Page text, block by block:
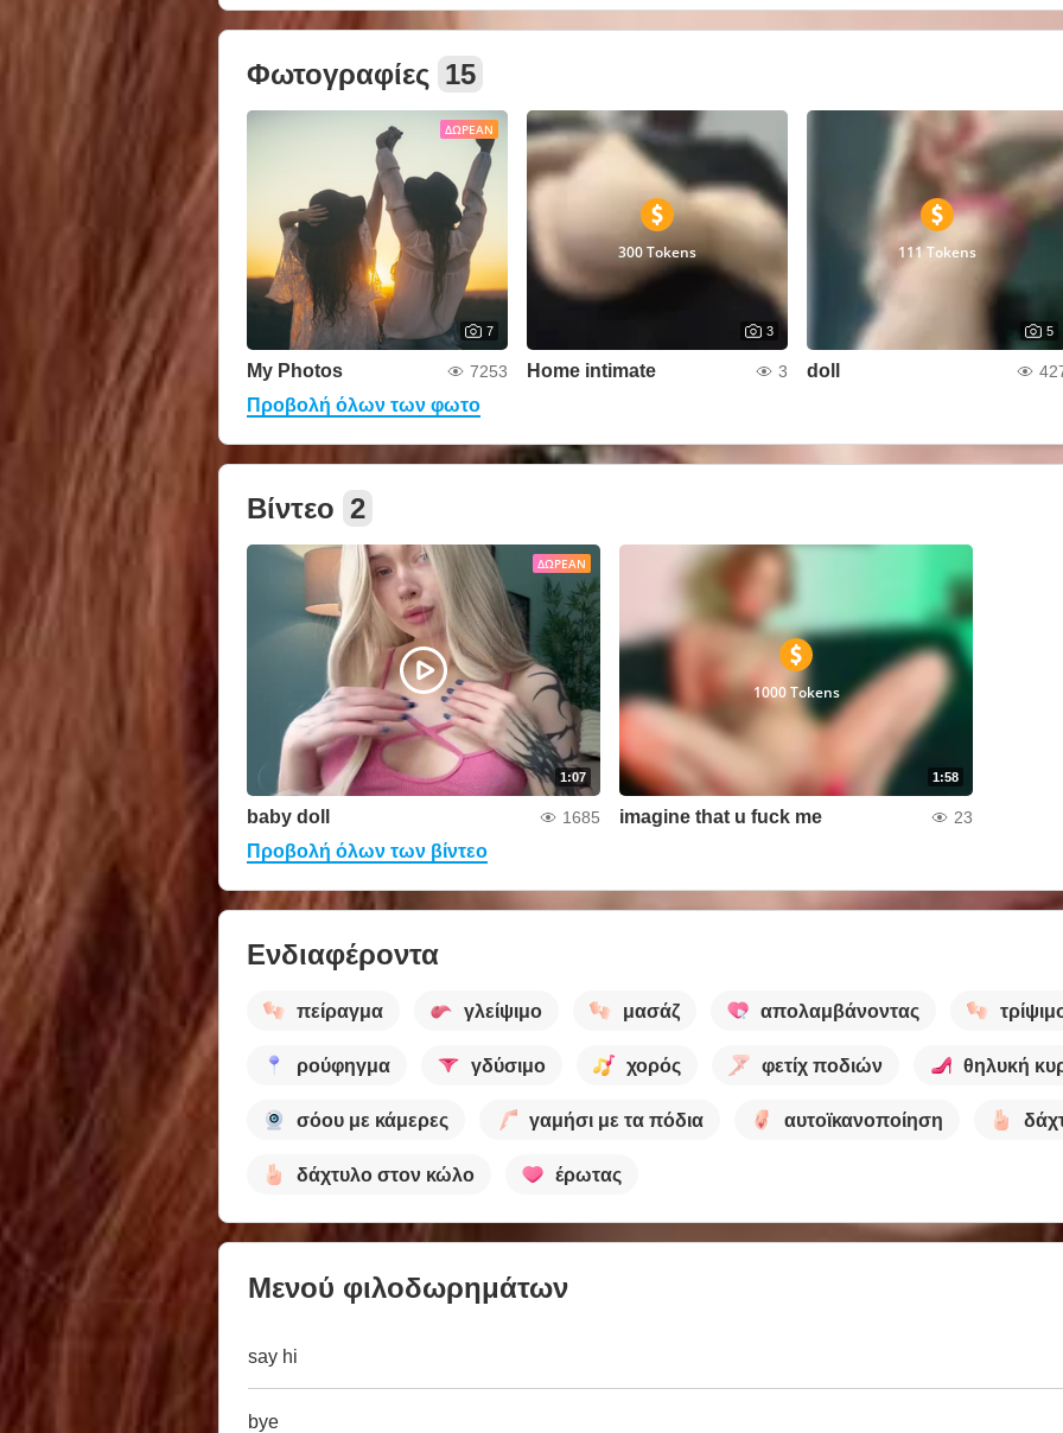
Φωτογραφίες 15
ΔΩΡΕΆΝ
7
My Photos 7253
300 Tokens
3
Home intimate 3
111 Tokens
5
doll
Προβολή όλων των φωτο
Βίντεο 2
ΔΩΡΕΆΝ
1:07
baby doll 1685
1:58
1000 Tokens
imagine that u fuck me 23
Προβολή όλων των βίντεο
Ενδιαφέροντα
πείραγμα γλείψιμο μασάζ απολαμβάνοντας
ρούφηγμα γδύσιμο χορός φετίχ ποδιών θηλυκή
σόου με κάμερες γαμήσι με τα πόδια αυτοϊκανοποίηση
δάχτυλο στον κώλο έρωτας
Μενού φιλοδωρημάτων
say hi
bye